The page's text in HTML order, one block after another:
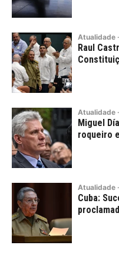
Atualidade ·
Raul
Atualidade ·
Miguel
roqueiro
Atualidade ·
Cuba: